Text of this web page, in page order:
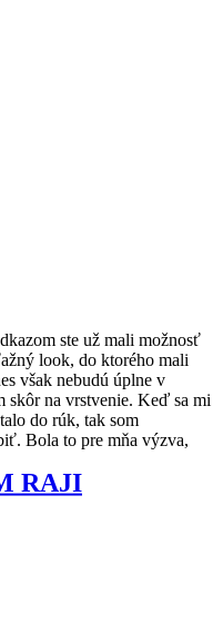
ste už mali možnosť
look, do ktorého mali
však nebudú úplne v
skôr na vrstvenie. Keď sa mi
do rúk, tak som
Bola to pre mňa výzva,
RAJI